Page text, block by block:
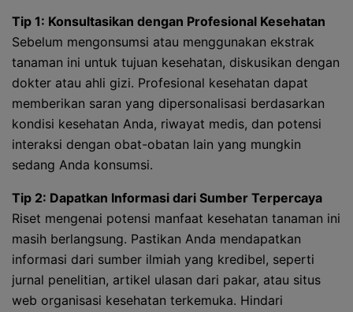
Tip 1: Konsultasikan dengan Profesional Kesehatan
Sebelum mengonsumsi atau menggunakan ekstrak
tanaman ini untuk tujuan kesehatan, diskusikan dengan
dokter atau ahli gizi. Profesional kesehatan dapat
memberikan saran yang dipersonalisasi berdasarkan
kondisi kesehatan Anda, riwayat medis, dan potensi
interaksi dengan obat-obatan lain yang mungkin
sedang Anda konsumsi.
Tip 2: Dapatkan Informasi dari Sumber Terpercaya
Riset mengenai potensi manfaat kesehatan tanaman ini
masih berlangsung. Pastikan Anda mendapatkan
informasi dari sumber ilmiah yang kredibel, seperti
jurnal penelitian, artikel ulasan dari pakar, atau situs
web organisasi kesehatan terkemuka. Hindari